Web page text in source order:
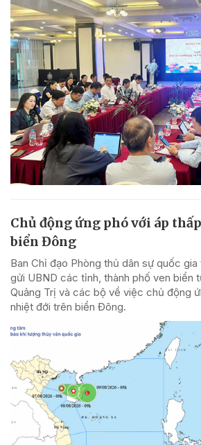
Chủ động ứng phó với áp
biển Đông
Ban Chỉ đạo Phòng thủ dân sự quốc
gửi UBND các tỉnh, thành phố ven biển
Quảng Trị và các bộ về việc chủ động
nhiệt đới trên biển Đông.